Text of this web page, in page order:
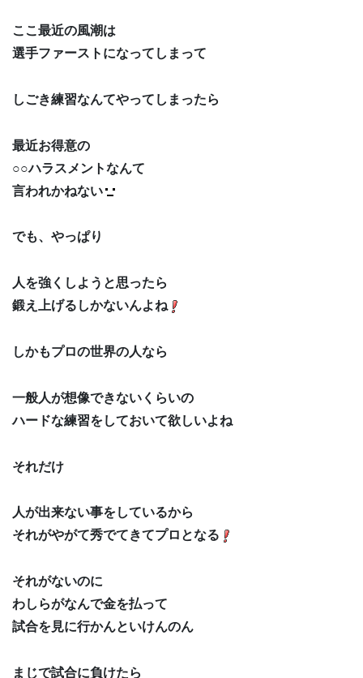
ここ最近の風潮は
選手ファーストになってしまって
しごき練習なんてやってしまったら
最近お得意の
○○ハラスメントなんて
言われかねない
でも、やっぱり
人を強くしようと思ったら
鍛え上げるしかないんよね
しかもプロの世界の人なら
一般人が想像できないくらいの
ハードな練習をしておいて欲しいよね
それだけ
人が出来ない事をしているから
それがやがて秀でてきてプロとなる
それがないのに
わしらがなんで金を払って
試合を見に行かんといけんのん
まじで試合に負けたら